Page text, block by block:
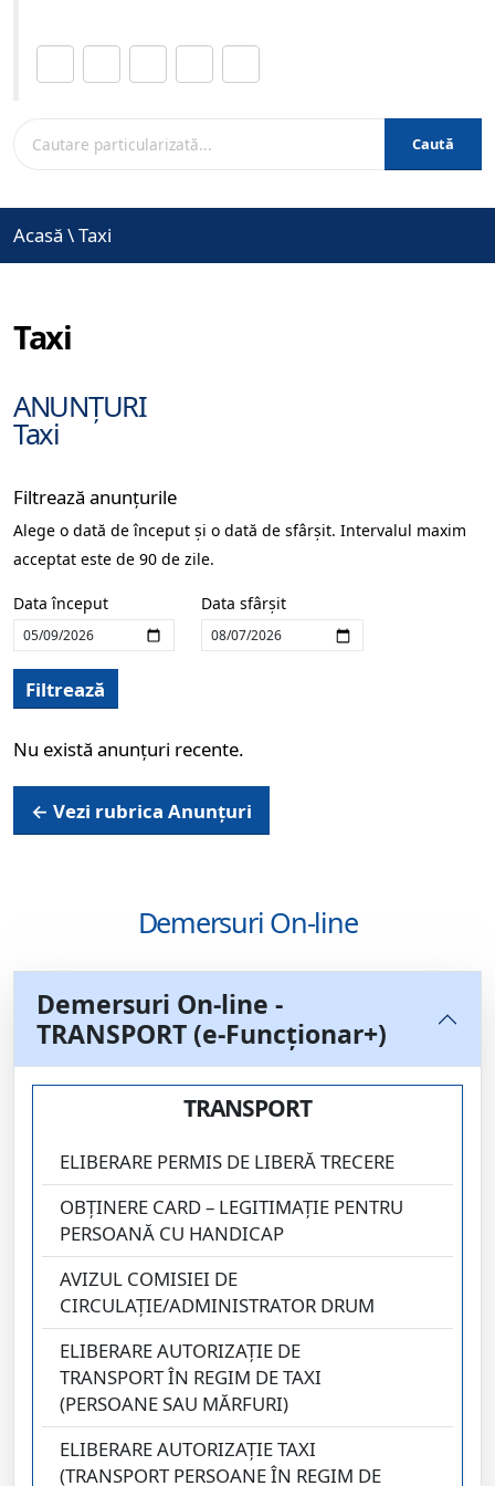
Caută
Acasă \Taxi
Taxi
ANUNȚURI
Taxi
Filtrează anunțurile
Alege o dată de început și o dată de sfârșit. Intervalul maxim
acceptat este de 90 de zile.
Data început Data sfârșit
Filtrează
Nu există anunțuri recente.
← Vezi rubrica Anunțuri
Demersuri On-line
Demersuri On-line -
TRANSPORT (e-Funcționar+)
TRANSPORT
ELIBERARE PERMIS DE LIBERĂ TRECERE
OBȚINERE CARD – LEGITIMAŢIE PENTRU
PERSOANĂ CU HANDICAP
AVIZUL COMISIEI DE
CIRCULAŢIE/ADMINISTRATOR DRUM
ELIBERARE AUTORIZAŢIE DE
TRANSPORT ÎN REGIM DE TAXI
(PERSOANE SAU MĂRFURI)
ELIBERARE AUTORIZAŢIE TAXI
(TRANSPORT PERSOANE ÎN REGIM DE